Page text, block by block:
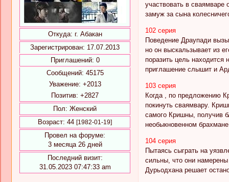
Откуда: г. Абакан
Зарегистрирован: 17.07.2013
Приглашений: 0
Сообщений: 45175
Уважение: +2013
Позитив: +2827
Пол: Женский
Возраст: 44 [1982-01-19]
Провел на форуме:
3 месяца 26 дней
Последний визит:
31.05.2023 07:47:33 am
участвовать в сваямваре
замуж за сына
102 серия
Поведение Драупади
но он выскальзывает из
поразить цель
приглашение слышит и
103 серия
Когда , по предложению
покинуть сваямвару.
самого Кришны, получив
необыкновенном
104 серия
Пытаясь сыграть на
сильны, что они
Дурьодхана решает